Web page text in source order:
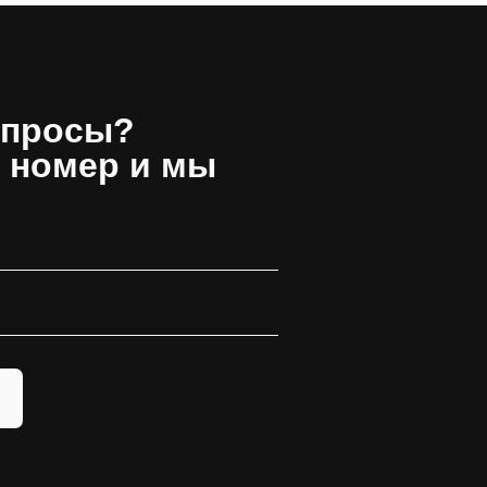
номер и мы